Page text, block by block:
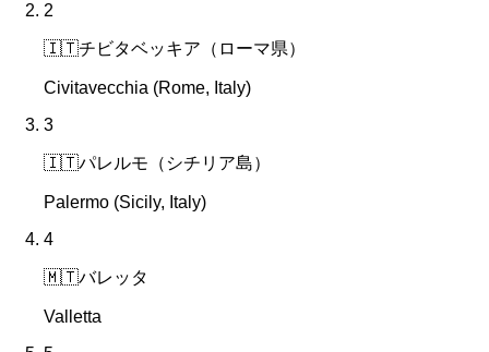
2
🇮🇹チビタベッキア（ローマ県）
Civitavecchia (Rome, Italy)
3
🇮🇹パレルモ（シチリア島）
Palermo (Sicily, Italy)
4
🇲🇹バレッタ
Valletta